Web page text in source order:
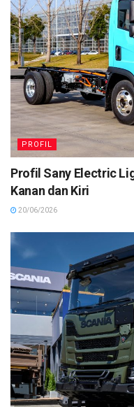
PROFIL
Profil Sany Electric
Kanan dan Kiri
20/06/2026